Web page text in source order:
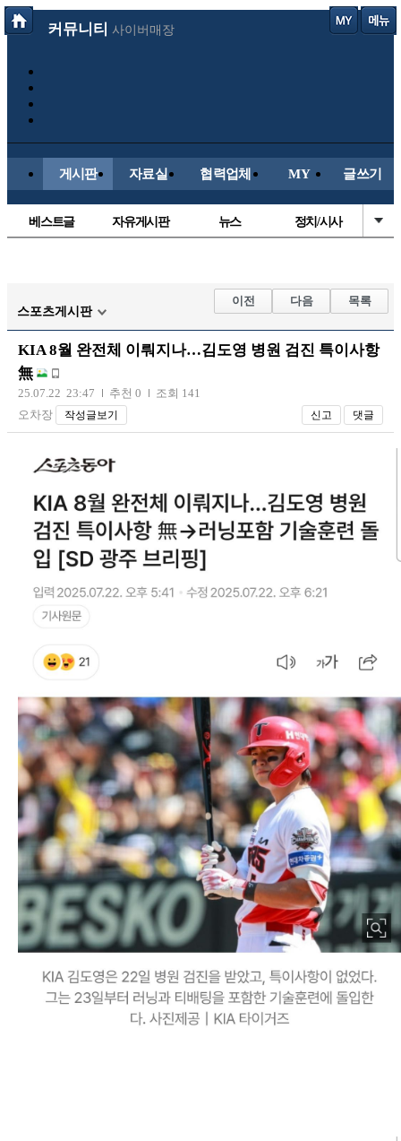
커뮤니티 사이버매장
게시판 자료실 협력업체 MY 글쓰기
베스트글 자유게시판 뉴스 정치/시사
해외축구
국내축구
스포츠게시판
이전 다음 목록
KIA 8월 완전체 이뤄지나…김도영 병원 검진 특이사항
無
25.07.22 23:47 추천 0
조회 141
오차장
작성글보기 신고 댓글